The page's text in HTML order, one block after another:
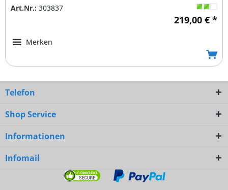
Art.Nr.: 303837
219,00 € *
Merken
Telefon
Shop Service
Informationen
Infomail